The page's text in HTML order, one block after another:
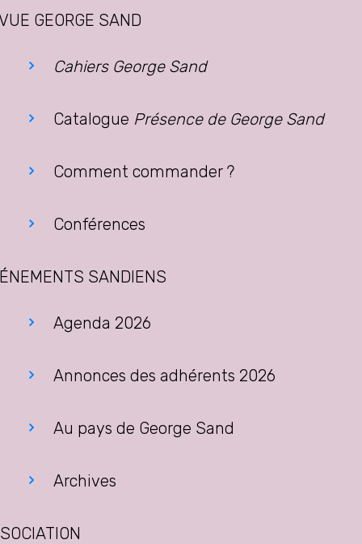
GEORGE SAND
Cahiers George Sand
Catalogue Présence de George Sand
Comment commander ?
Conférences
SANDIENS
Agenda 2026
Annonces des adhérents 2026
Au pays de George Sand
Archives